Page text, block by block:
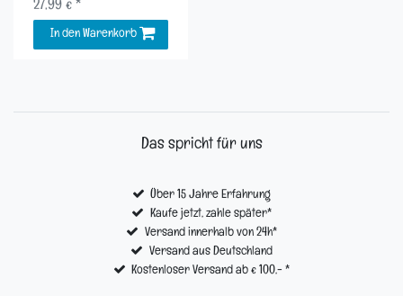
27,99 € *
In den Warenkorb
Das spricht für uns
Über 15 Jahre Erfahrung
Kaufe jetzt, zahle später*
Versand innerhalb von 24h*
Versand aus Deutschland
Kostenloser Versand ab € 100,- *